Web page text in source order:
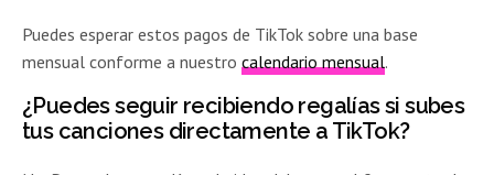
Puedes esperar estos pagos de TikTok sobre una base
mensual conforme a nuestrocalendario mensual.
¿Puedes seguir recibiendo regalías si subes
tus canciones directamente a TikTok?